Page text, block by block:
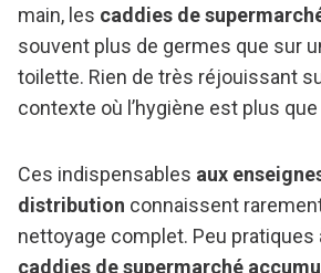
main, les caddies de
souvent plus de germes que sur
toilette. Rien de très réjouissant
contexte où l’hygiène est plus
Ces indispensables aux
distribution connaissent
nettoyage complet. Peu pratiques
caddies de supermarché